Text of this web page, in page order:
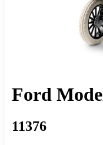
Ford
11376